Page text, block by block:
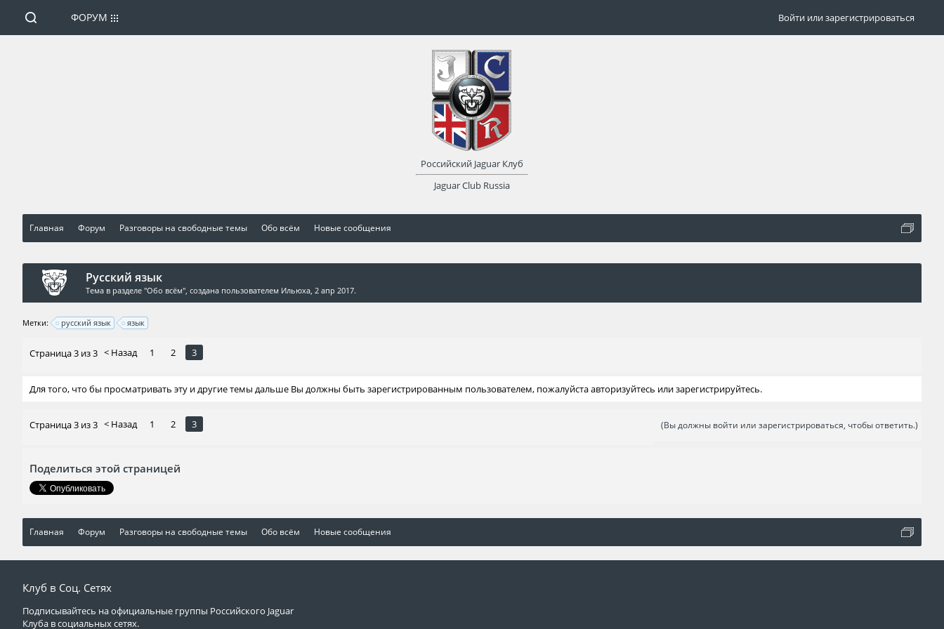
Главная Форум Разговоры на свободные темы Обо всём Новые сообщения
Русский язык
Тема в разделе "Обо всём", создана пользователем Ильюха, 2 апр 2017.
Метки: русский язык язык
Страница 3 из 3 < Назад 1 2 3
Для того, что бы просматривать эту и другие темы дальше Вы должны быть зарегистрированным пользователем, пожалуйста авторизуйтесь или зарегистрируйтесь.
(Вы должны войти или зарегистрироваться, чтобы ответить.)
Страница 3 из 3 < Назад 1 2 3
Поделиться этой страницей
Главная Форум Разговоры на свободные темы Обо всём Новые сообщения
ФОРУМ
Российский Jaguar Клуб
Jaguar Club Russia
Войти или зарегистрироваться
Клуб в Соц. Сетях
Подписывайтесь на официальные группы Российского Jaguar
Клуба в социальных сетях.